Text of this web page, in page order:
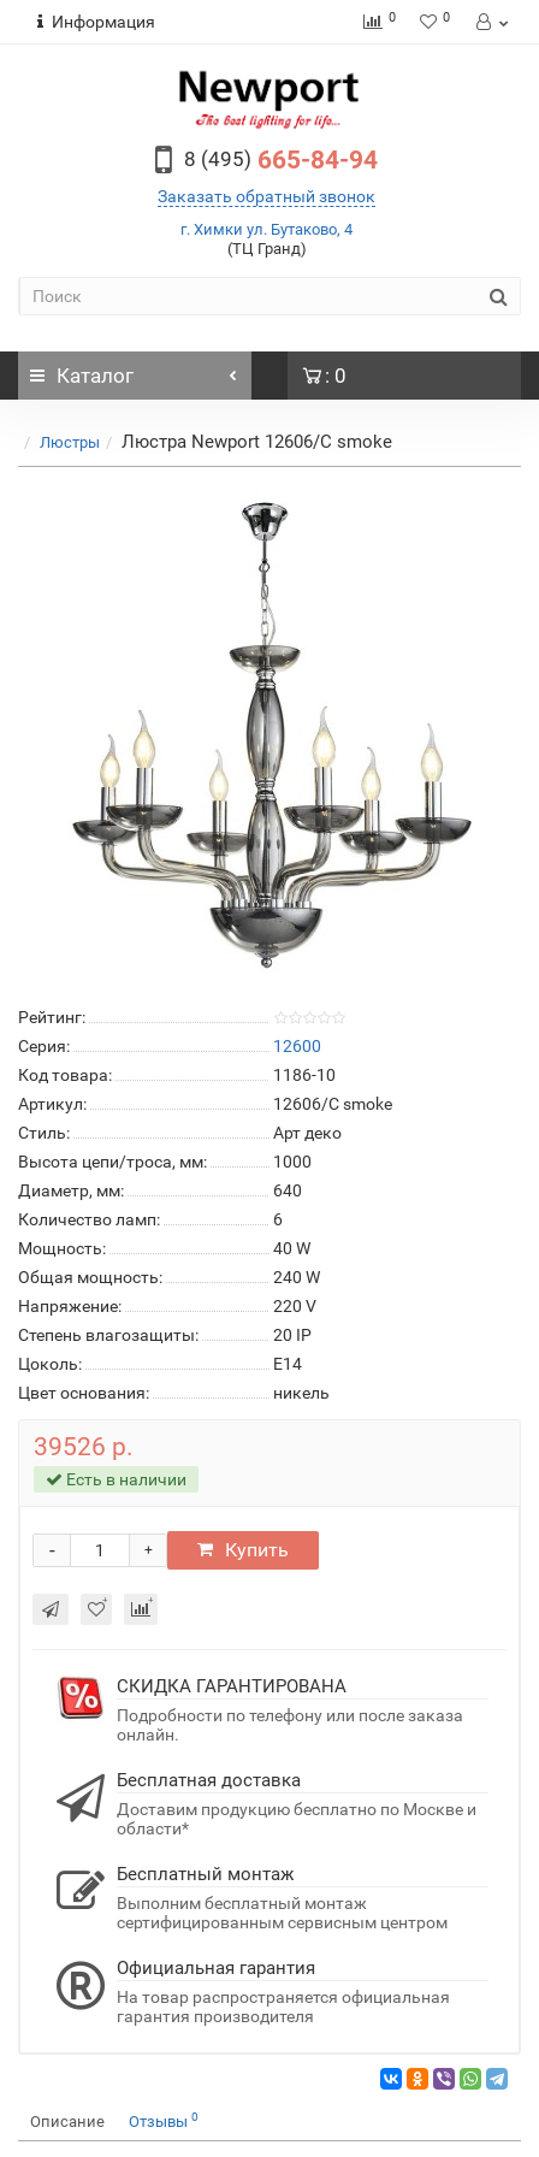
Информация 0 0
8 (495) 665-84-94
Заказать обратный звонок
г. Химки ул. Бутаково, 4
(ТЦ Гранд)
Каталог : 0
Люстры Люстра Newport 12606/C smoke
Рейтинг:
Серия:
12600
Код товара:
1186-10
Артикул:
12606/C smoke
Стиль:
Арт деко
Высота цепи/троса, мм:
1000
Диаметр, мм:
640
Количество ламп:
6
Мощность:
40 W
Общая мощность:
240 W
Напряжение:
220 V
Степень влагозащиты:
20 IP
Цоколь:
E14
Цвет основания:
никель
39526 р.
Есть в наличии
+
- Купить
СКИДКА ГАРАНТИРОВАНА
Подробности по телефону или после заказа
онлайн.
Бесплатная доставка
Доставим продукцию бесплатно по Москве и
области*
Бесплатный монтаж
Выполним бесплатный монтаж
сертифицированным сервисным центром
Официальная гарантия
На товар распространяется официальная
гарантия производителя
Описание Отзывы 0